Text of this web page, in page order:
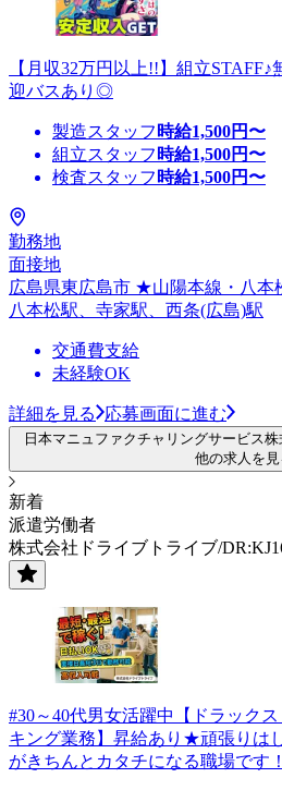
【月収32万円以上!!】組立
迎バスあり◎
製造スタッフ 時給1,500円〜
組立スタッフ 時給1,500円〜
検査スタッフ 時給1,500円〜
勤務地
面接地
広島県東広島市 ★山陽本線・八本
八本松駅、寺家駅、西条(広島)駅
交通費支給
未経験OK
詳細を見る 応募画面に進む
日本マニュファクチャリングサービス
他の求人を見
新着
派遣労働者
株式会社ドライブトライブ/
#30～40代男女活躍中【ドラック
キング業務】昇給あり★頑張りは
がきちんとカタチになる職場です！